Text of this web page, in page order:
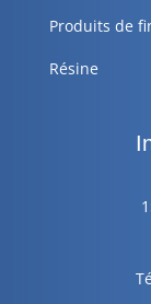
Produits de
Résine